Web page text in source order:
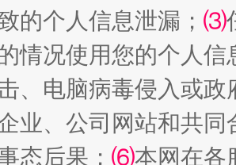
的个人信息泄漏； ⑶
情况使用您的个人
、电脑病毒侵入或
业、公司网站和共
态后果； ⑹本网在各